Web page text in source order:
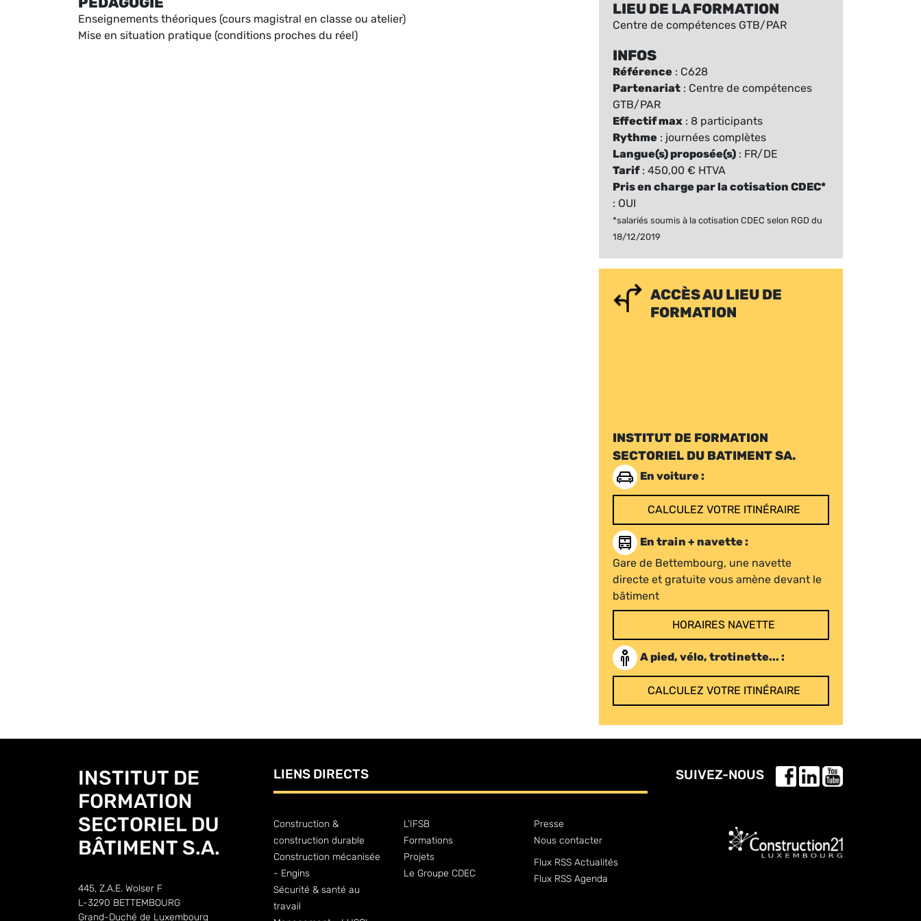
Enseignements théoriques (cours magistral en classe ou atelier)
Mise en situation pratique (conditions proches du réel)
LIEU DE LA FORMATION
Centre de compétences GTB/PAR
INFOS
Référence : C628
Partenariat : Centre de compétences
GTB/PAR
Effectif max : 8 participants
Rythme : journées complètes
Langue(s) proposée(s) : FR/DE
Tarif: 450,00 € HTVA
Pris en charge par la cotisation CDEC*
: OUI
*salariés soumis à la cotisation CDEC selon RGD du
18/12/2019
ACCÈS AU LIEU DE
FORMATION
INSTITUT DE FORMATION
SECTORIEL DU BATIMENT SA.
En voiture :
CALCULEZ VOTRE ITINÉRAIRE
En train + navette :
Gare de Bettembourg, une navette
directe et gratuite vous amène devant le
bâtiment
HORAIRES NAVETTE
A pied, vélo, trotinette... :
CALCULEZ VOTRE ITINÉRAIRE
INSTITUT DE
FORMATION
SECTORIEL DU
BÂTIMENT S.A.
445, Z.A.E. Wolser F
L-3290 BETTEMBOURG
Grand-Duché de Luxembourg
LIENS DIRECTS
Construction &
construction durable
Construction mécanisée
- Engins
Sécurité & santé au
travail
L’IFSB
Formations
Projets
Le Groupe CDEC
Presse
Nous contacter
Flux RSS Actualités
Flux RSS Agenda
SUIVEZ-NOUS